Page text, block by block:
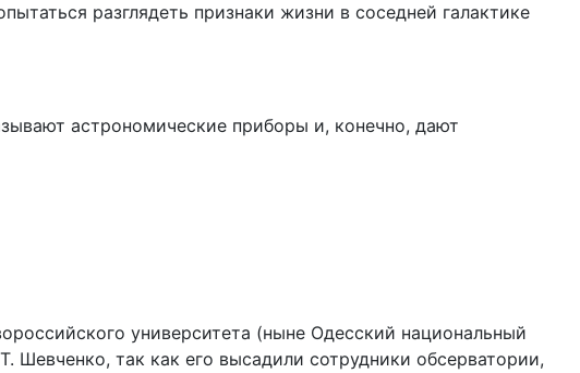
разглядеть признаки жизни в соседней галактике
астрономические приборы и, конечно, дают
университета (ныне Одесский национальный
так как его высадили сотрудники обсерватории,